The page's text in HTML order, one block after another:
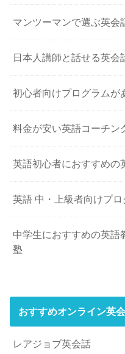
マンツーマンで選ぶ英会
日本人講師と話せる英会
初心者向けプログラムが
料金が安い英語コーチン
英語初心者におすすめの
英語 中・上級者向けプ
中学生におすすめの英語
塾
おすすめオンライン英
レアジョブ英会話